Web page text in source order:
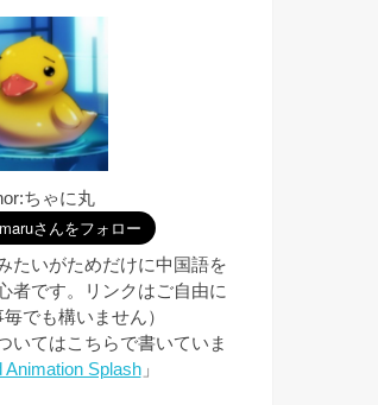
ちゃに丸
たいがためだけに中国語を
者です。リンクはご自由に
でも構いません）
いてはこちらで書いていま
Animation Splash」